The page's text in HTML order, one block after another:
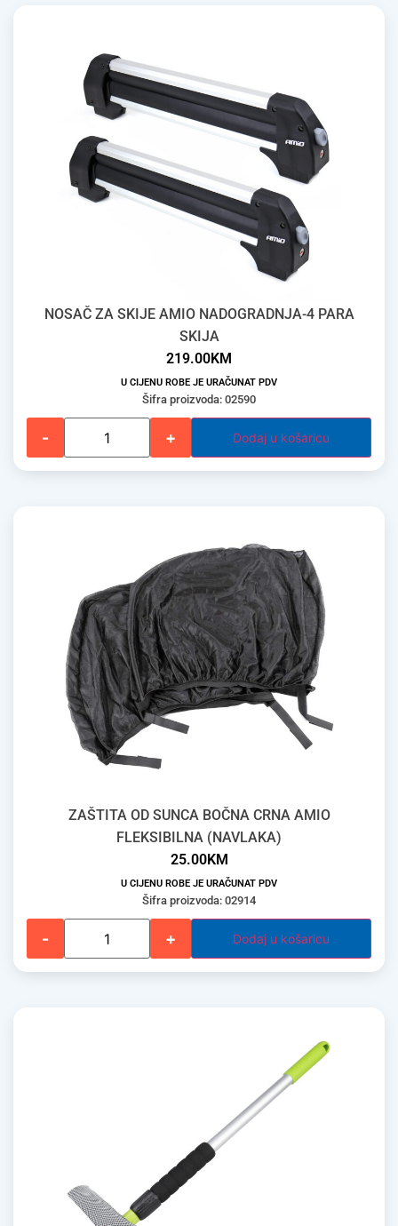
NOSAČ ZA SKIJE AMIO NADOGRADNJA-4 PARA
SKIJA
219.00KM
U CIJENU ROBE JE URAČUNAT PDV
Šifra proizvoda: 02590
- + Dodaj u košaricu
ZAŠTITA OD SUNCA BOČNA CRNA AMIO
FLEKSIBILNA (NAVLAKA)
25.00KM
U CIJENU ROBE JE URAČUNAT PDV
Šifra proizvoda: 02914
- + Dodaj u košaricu